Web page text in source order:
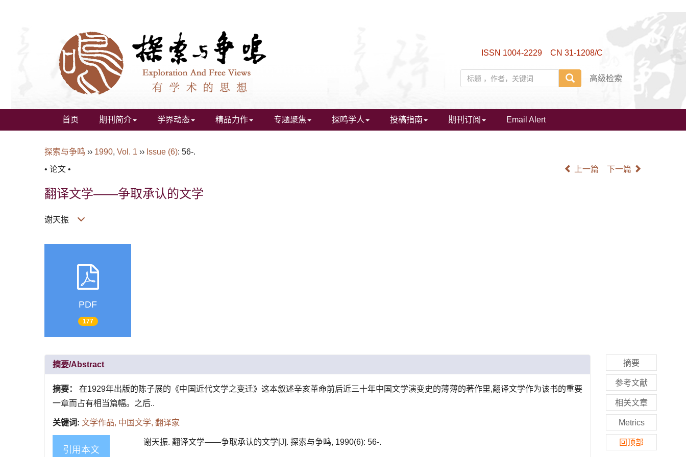
ISSN 1004-2229 CN 31-1208/C
高级检索
首页 期刊简介 学界动态 精品力作 专题聚焦 探鸣学人 投稿指南 期刊订阅 Email Alert
探索与争鸣 ›› 1990, Vol. 1 ›› Issue (6): 56-.
• 论文 •
上一篇 下一篇
翻译文学——争取承认的文学
谢天振
PDF
177
摘要/Abstract
摘要：在1929年出版的陈子展的《中国近代文学之变迁》这本叙述辛亥革命前后近三十年中国文学演变史的薄薄的著作里,翻译文学作为该书的重要
一章而占有相当篇幅。之后..
关键词: 文学作品, 中国文学, 翻译家
引用本文
谢天振. 翻译文学——争取承认的文学[J]. 探索与争鸣, 1990(6): 56-.
摘要
参考文献
相关文章
Metrics
回顶部